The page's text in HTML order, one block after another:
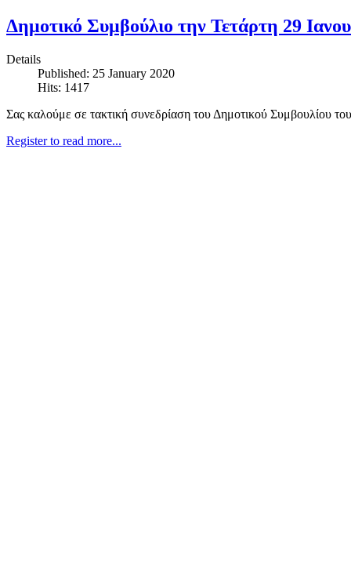
Δημοτικό Συμβούλιο την Τετάρτη 29
Details
Published: 25 January 2020
Hits: 1417
Σας καλούμε σε τακτική συνεδρίαση του Δημοτικού Συμβουλίου
Register to read more...